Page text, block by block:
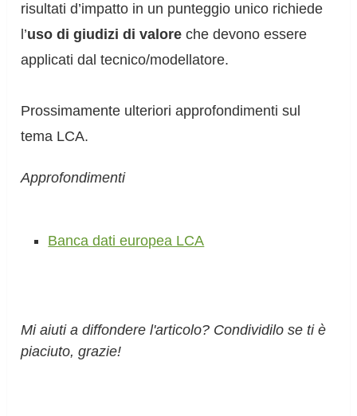
risultati d’impatto in un punteggio unico richiede
l’uso di giudizi di valore che devono essere
applicati dal tecnico/modellatore.
Prossimamente ulteriori approfondimenti sul
tema LCA.
Approfondimenti
Banca dati europea LCA
Mi aiuti a diffondere l'articolo? Condividilo se ti è
piaciuto, grazie!